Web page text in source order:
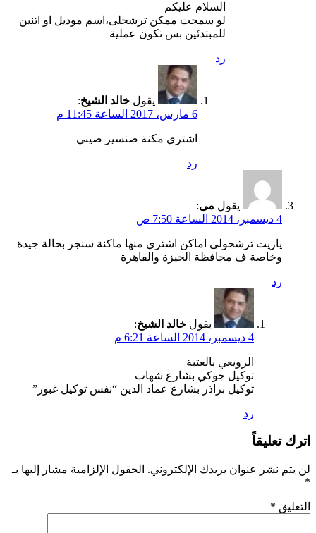
السلام عليكم
لو سمحت ممكن ترشحلى،اسم موديل او اتنين
للمبتدئين بس تكون عملية
رد
يقول خالد الشيخ:
6 مارس، 2017 الساعة 11:45 م
اشتري مكنة صنسير صيني
رد
يقول مى:
4 ديسمبر، 2014 الساعة 7:50 ص
ياريت ترشحولى اماكن اشتري منها ماكنة سنجر بحالة جيدة
وخاصة ف محافظة الجيزة والقاهرة
رد
يقول خالد الشيخ:
4 ديسمبر، 2014 الساعة 6:21 م
الرويعي بالعتبة
توكيل جوكي بشارع شهاب
توكيل براذر بشارع عماد الدين “نفس توكيل غبور”
رد
اترك تعليقاً
لن يتم نشر عنوان بريدك الإلكتروني. الحقول الإلزامية مشار إليها بـ
*
التعليق *